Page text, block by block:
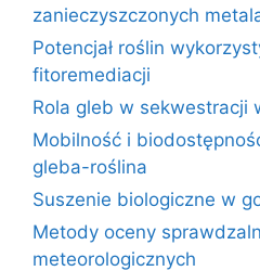
zanieczyszczonych
Potencjał roślin
fitoremediacji
Rola gleb w sekwestracji
Mobilność i
gleba-roślina
Suszenie biologiczne w
Metody oceny
meteorologicznych